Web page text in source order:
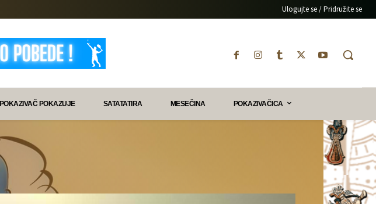
Ulogujte se / Pridružite se
POKAZIVAČ POKAZUJE SATATATIRA MESEČINA POKAZIVAČICA